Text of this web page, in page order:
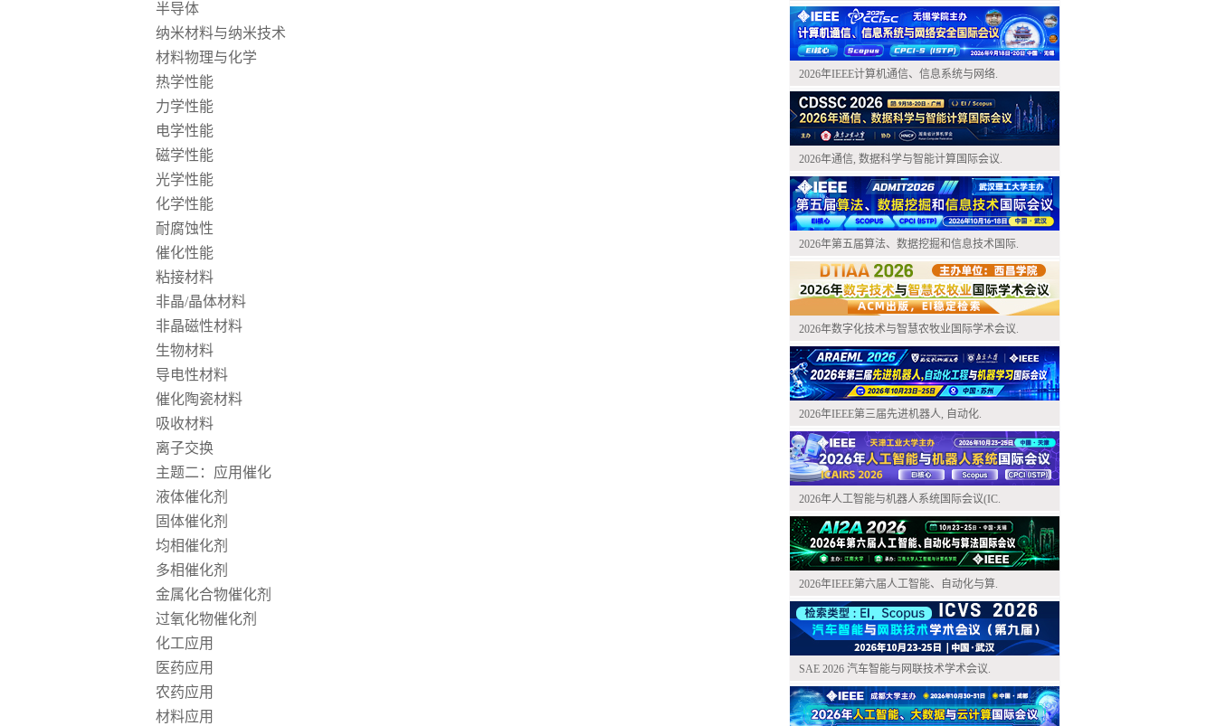
半导体
纳米材料与纳米技术
材料物理与化学
热学性能
力学性能
电学性能
磁学性能
光学性能
化学性能
耐腐蚀性
催化性能
粘接材料
非晶/晶体材料
非晶磁性材料
生物材料
导电性材料
催化陶瓷材料
吸收材料
离子交换
主题二：应用催化
液体催化剂
固体催化剂
均相催化剂
多相催化剂
金属化合物催化剂
过氧化物催化剂
化工应用
医药应用
农药应用
材料应用
2026年IEEE计算机通信、信息系统与网络.
2026年通信, 数据科学与智能计算国际会议.
2026年第五届算法、数据挖掘和信息技术国际.
2026年数字化技术与智慧农牧业国际学术会议.
2026年IEEE第三届先进机器人, 自动化.
2026年人工智能与机器人系统国际会议(IC.
2026年IEEE第六届人工智能、自动化与算.
SAE 2026 汽车智能与网联技术学术会议.